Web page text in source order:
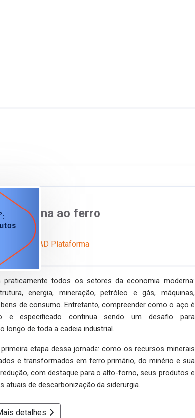
da mina ao ferro
1
EAD Plataforma
todos os setores da economia moderna:
energia, mineração, petróleo e gás, máquinas,
de consumo. Entretanto, compreender como o aço é
e especificado continua sendo um desafio para
longo de toda a cadeia industrial.
etapa dessa jornada: como os recursos minerais
e transformados em ferro primário, do minério e sua
com destaque para o alto-forno, seus produtos e
atuais de descarbonização da siderurgia.
detalhes